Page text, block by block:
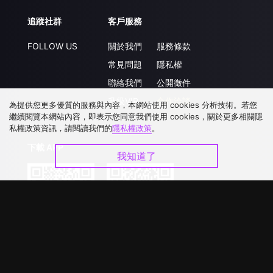
追蹤社群
FOLLOW US
客戶服務
關於我們
常見問題
聯絡我們
升級VIP
服務條款
隱私權
公開徵件
合作洽談
下載 APP
為提供您更多優質的服務與內容，本網站使用 cookies 分析技術。若您
繼續閱覽本網站內容，即表示您同意我們使用 cookies，關於更多相關隱
私權政策資訊，請閱讀我們的隱私權政策。
我知道了